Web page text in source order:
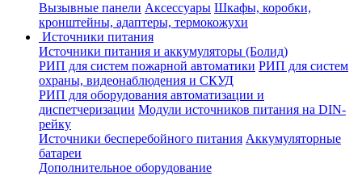
Вызывные панели Аксессуары Шкафы, коробки,
кронштейны, адаптеры, термокожухи
Источники питания
Источники питания и аккумуляторы (Болид)
РИП для систем пожарной автоматики РИП для систем
охраны, видеонаблюдения и СКУД
РИП для оборудования автоматизации и
диспетчеризации Модули источников питания на DIN-
рейку
Источники бесперебойного питания Аккумуляторные
батареи
Дополнительное оборудование